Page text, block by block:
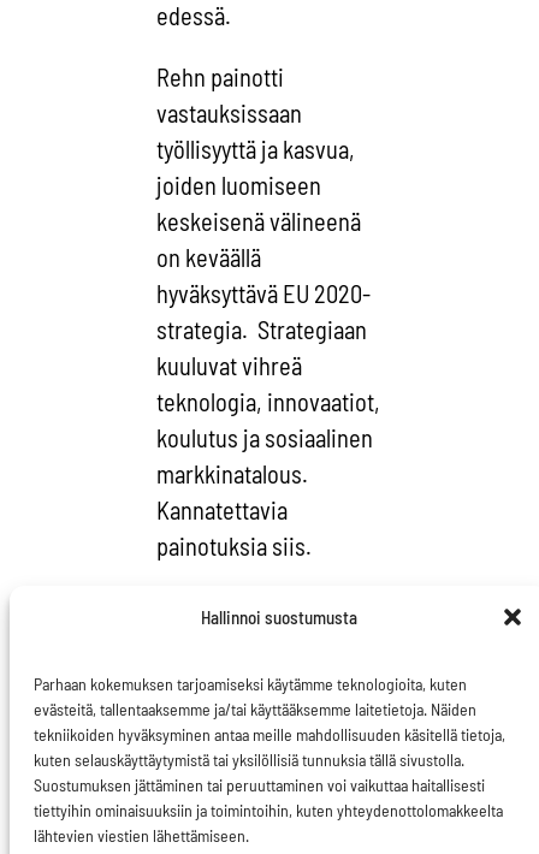
Hallinnoi suostumusta
Parhaan kokemuksen tarjoamiseksi käytämme teknologioita, kuten
evästeitä, tallentaaksemme ja/tai käyttääksemme laitetietoja. Näiden
tekniikoiden hyväksyminen antaa meille mahdollisuuden käsitellä tietoja,
kuten selauskäyttäytymistä tai yksilöllisiä tunnuksia tällä sivustolla.
Suostumuksen jättäminen tai peruuttaminen voi vaikuttaa haitallisesti
tiettyihin ominaisuuksiin ja toimintoihin, kuten yhteydenottolomakkeelta
lähtevien viestien lähettämiseen.
edessä.
Rehn painotti
vastauksissaan
työllisyyttä ja kasvua,
joiden luomiseen
keskeisenä välineenä
on keväällä
hyväksyttävä EU 2020-
strategia. Strategiaan
kuuluvat vihreä
teknologia, innovaatiot,
koulutus ja sosiaalinen
markkinatalous.
Kannatettavia
painotuksia siis.
Olin tyytyväinen myös
esiin myös EU:n
aseman vahvistamisen
johtavien G20-
talousmaiden
pöydässä.